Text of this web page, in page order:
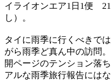
イライオンエア1日1便
し）。
タイに雨季に行くべきで
がら雨季ど真ん中の訪問
開ページのテンション落
アルな雨季旅行報告には